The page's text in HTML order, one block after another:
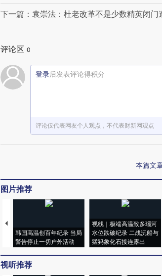
下一篇：袁崇法：杜老改革不是少数精英闭门
评论区 0
登录后发表评论得积分
评论仅代表网友个人观点，不代表财新网观点
本篇文
图片推荐
韩国高温创百年纪录 当局
警告停止一切户外活动
视线｜极端高温致多瑙河
水位跌破纪录 二战沉船与
猛犸象化石接连露出
视听推荐